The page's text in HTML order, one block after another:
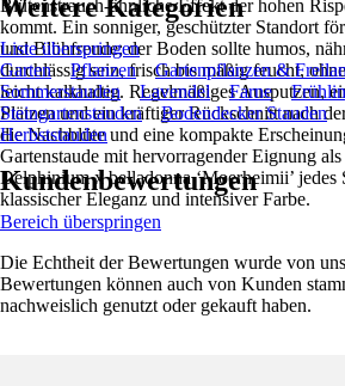
Blütenstrauch-ähnliche Effekt der hohen
kommt. Ein sonniger, geschützter Standort
und Blühfreude; der Boden sollte humos,
durchlässig sein, frisch bis mäßig feucht,
leicht kalkhaltig. Regelmäßiges Ausputzen,
Plätzen und ein kräftiger Rückschnitt nach
die Nachblüte und eine kompakte
Gartenstaude mit hervorragender Eignung
Delphinium x belladonna ‘Moerheimii’ jedes
klassischer Eleganz und intensiver Farbe.
Weitere Kategorien
Liste überspringen
Garten
Pflanzen Gartenpflanzen &
Sommerstauden
Lavendel Farne
Steingartenstauden
Bodendecker Stauden
Herbststauden
Kundenbewertungen
Bereich überspringen
Die Echtheit der Bewertungen wurde von
Bewertungen können auch von Kunden
nachweislich genutzt oder gekauft haben.